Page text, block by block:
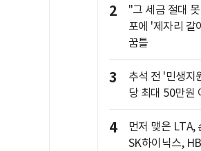
2
"그 세금 절대
포에 '제자리 갈
꿈틀
3
추석 전 '민생
당 최대 50만원
4
먼저 맺은 LTA,
SK하이닉스,